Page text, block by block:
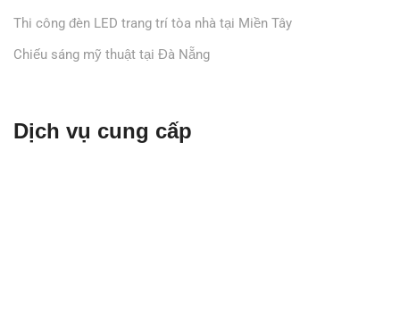
Thi công đèn LED trang trí tòa nhà tại Miền Tây
Chiếu sáng mỹ thuật tại Đà Nẵng
Dịch vụ cung cấp